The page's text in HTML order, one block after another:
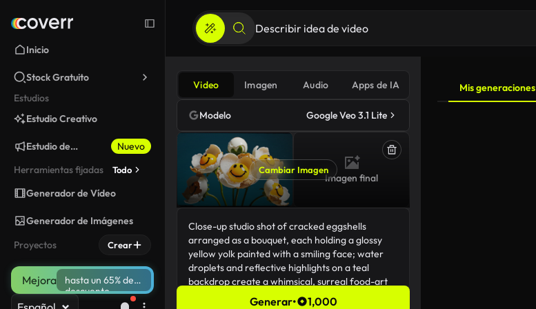
Inicio
Stock Gratuito
Estudios
Estudio Creativo
Estudio de
Nuevo
Herramientas fijadas
Todo
Generador de Vídeo
Generador de Imágenes
Proyectos
Crear
Mejora
hasta un 65% de
descuento
Video Imagen Audio Apps de IA
Modelo Google Veo 3.1 Lite
Cambiar Imagen
Imagen final
Generar• 1,000
Mis generaciones